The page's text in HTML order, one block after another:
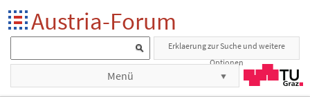
Austria-Forum
Erklaerung zur Suche und weitere
Optionen
Menü